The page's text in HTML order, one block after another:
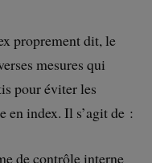
proprement dit, le
mesures qui
pour éviter les
en index. Il s’agit de :
de contrôle interne